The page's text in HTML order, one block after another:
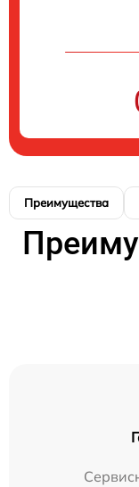
Преимущества